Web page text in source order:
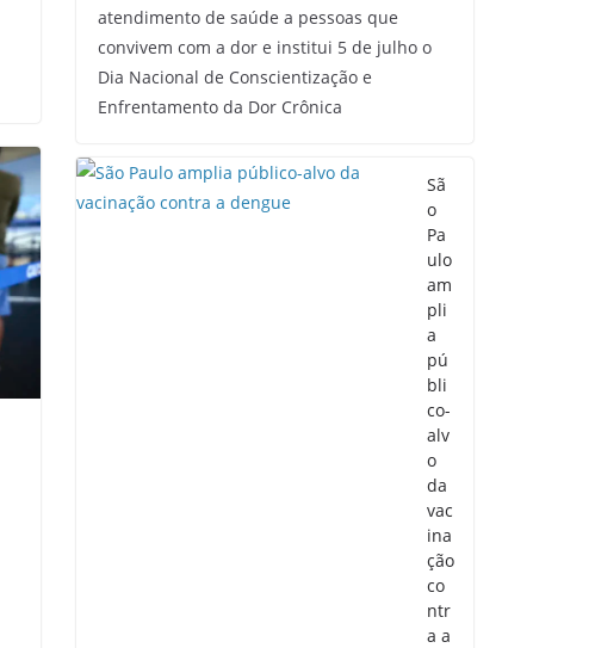
atendimento de saúde a pessoas que
convivem com a dor e institui 5 de julho o
Dia Nacional de Conscientização e
Enfrentamento da Dor Crônica
Sã
o
Pa
ulo
am
pli
a
pú
bli
co-
alv
o
da
vac
ina
ção
co
ntr
a a